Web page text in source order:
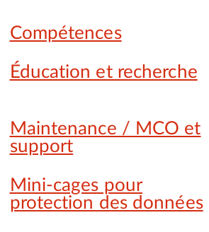
Compétences
Éducation et recherche
Maintenance / MCO et
support
Mini-cages pour
protection des données